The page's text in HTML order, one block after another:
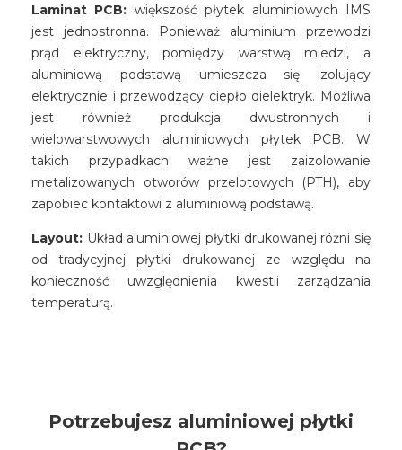
Laminat PCB: większość płytek aluminiowych IMS
jest jednostronna. Ponieważ aluminium przewodzi
prąd elektryczny, pomiędzy warstwą miedzi, a
aluminiową podstawą umieszcza się izolujący
elektrycznie i przewodzący ciepło dielektryk. Możliwa
jest również produkcja dwustronnych i
wielowarstwowych aluminiowych płytek PCB. W
takich przypadkach ważne jest zaizolowanie
metalizowanych otworów przelotowych (PTH), aby
zapobiec kontaktowi z aluminiową podstawą.
Layout: Układ aluminiowej płytki drukowanej różni się
od tradycyjnej płytki drukowanej ze względu na
konieczność uwzględnienia kwestii zarządzania
temperaturą.
Potrzebujesz aluminiowej płytki